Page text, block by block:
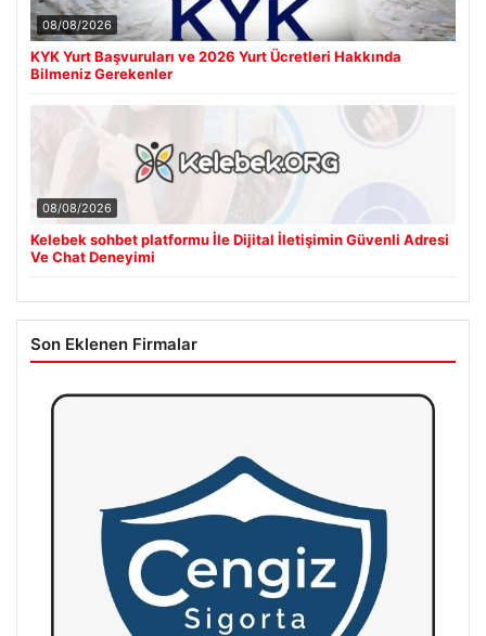
08/08/2026
KYK Yurt Başvuruları ve 2026 Yurt Ücretleri Hakkında
Bilmeniz Gerekenler
08/08/2026
Kelebek sohbet platformu İle Dijital İletişimin Güvenli Adresi
Ve Chat Deneyimi
Son Eklenen Firmalar